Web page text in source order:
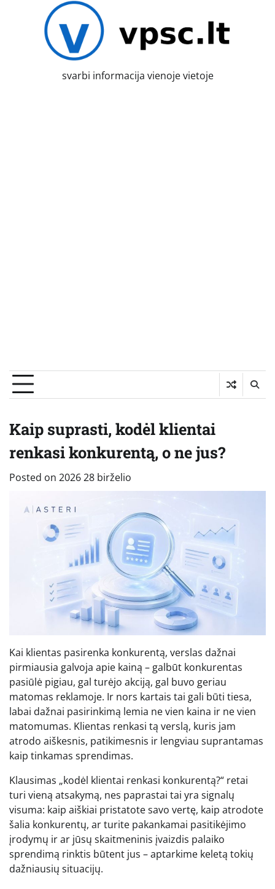
svarbi informacija vienoje vietoje
Kaip suprasti, kodėl klientai
renkasi konkurentą, o ne jus?
Posted on 2026 28 birželio
Kai klientas pasirenka konkurentą, verslas dažnai
pirmiausia galvoja apie kainą – galbūt konkurentas
pasiūlė pigiau, gal turėjo akciją, gal buvo geriau
matomas reklamoje. Ir nors kartais tai gali būti tiesa,
labai dažnai pasirinkimą lemia ne vien kaina ir ne vien
matomumas. Klientas renkasi tą verslą, kuris jam
atrodo aiškesnis, patikimesnis ir lengviau suprantamas
kaip tinkamas sprendimas.
Klausimas „kodėl klientai renkasi konkurentą?“ retai
turi vieną atsakymą, nes paprastai tai yra signalų
visuma: kaip aiškiai pristatote savo vertę, kaip atrodote
šalia konkurentų, ar turite pakankamai pasitikėjimo
įrodymų ir ar jūsų skaitmeninis įvaizdis palaiko
sprendimą rinktis būtent jus – aptarkime keletą tokių
dažniausių situacijų.